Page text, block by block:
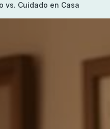
vs. Cuidado en Casa